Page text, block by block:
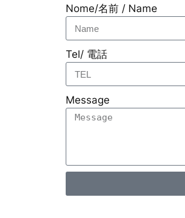
Nome/名前 / Name
Tel/ 電話
Message